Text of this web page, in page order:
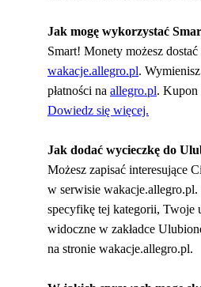
Jak mogę wykorzystać
Smart! Monety możesz
wakacje.allegro.pl.
płatności na allegro.pl. Kupon
Dowiedz się więcej.
Jak dodać wycieczkę do
Możesz zapisać interesujące
w serwisie
specyfikę tej kategorii, Twoje
widoczne w zakładce
na stronie wakacje.allegro.pl.